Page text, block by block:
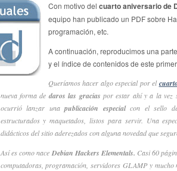
56
páginas)
Con motivo del cuarto aniversario de
equipo han publicado un PDF sobre
programación, etc.
A continuación, reproducimos una
y el índice de contenidos de este
Queríamos hacer algo especial por el
nueva forma de daros las gracias por estar ahí y a la vez
ocurrió lanzar unapublicación especialcon el sello de
estructurados y maquetados, listos para servir. Una
didácticos del sitio aderezados con alguna novedad que
Así es como nace Debian Hackers Elementals. Casi 60
computadoras, programación, servidores GLAMP y